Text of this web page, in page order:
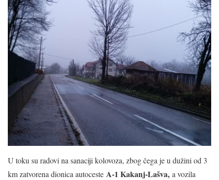
U toku su radovi na sanaciji kolovoza, zbog čega je u dužini od 3
km zatvorena dionica autoceste A-1 Kakanj-Lašva, a vozila